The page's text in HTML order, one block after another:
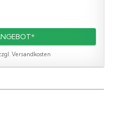
Versandkosten